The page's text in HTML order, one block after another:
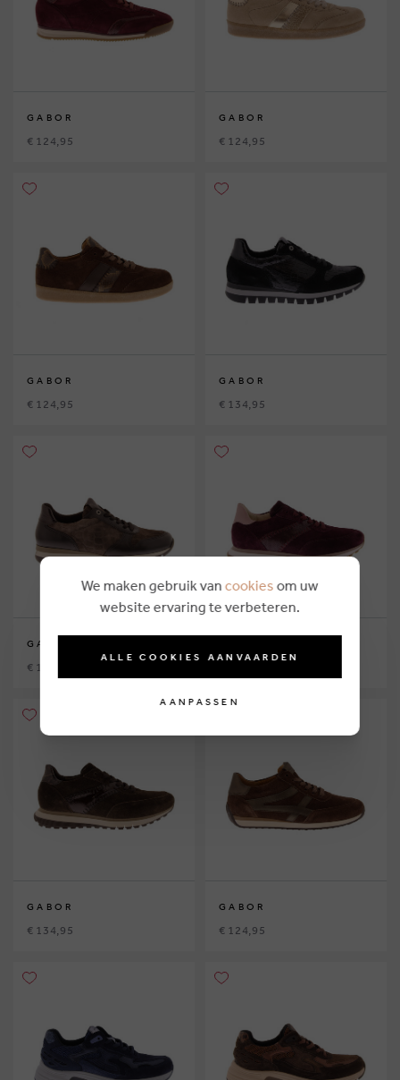
GABOR
€ 124,95
GABOR
€ 124,95
GABOR
€ 124,95
GABOR
€ 134,95
GABOR
€ 134,95
GABOR
€ 134,95
GABOR
€ 124,95
We maken gebruik van cookies om uw
website ervaring te verbeteren.
ALLE COOKIES AANVAARDEN
AANPASSEN